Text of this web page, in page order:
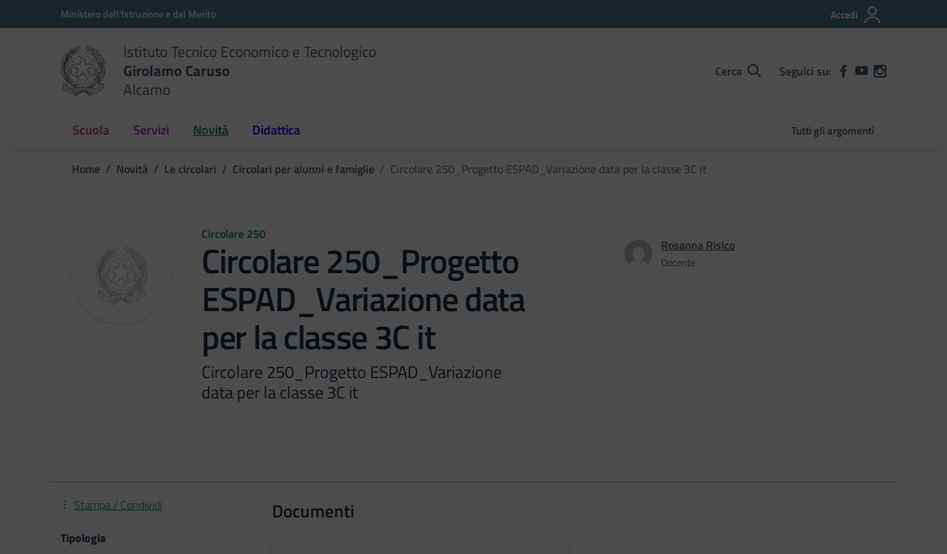
Vai ai contenuti
Vai al menu di navigazioneMinistero dell'Istruzione e del Merito Accedi
Istituto Tecnico Economico e Tecnologico
Girolamo Caruso
Alcamo
Cerca Seguici su:
Scuola Servizi Novità Didattica Tutti gli argomenti
Home Novità Le circolari Circolari per alunni e famiglie Circolare 250_Progetto ESPAD_Variazione data per la classe 3C it
Circolare 250
Circolare 250_Progetto
ESPAD_Variazione data
per la classe 3C it
Circolare 250_Progetto ESPAD_Variazione
data per la classe 3C it
Rosanna Risico
Docente
Documenti
Stampa / Condividi
Tipologia